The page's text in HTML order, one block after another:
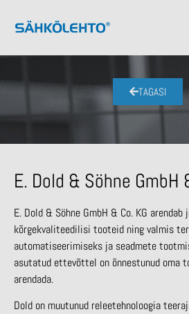
TAGASI
E. Dold & Söhne GmbH
E. Dold & Söhne GmbH & Co. KG arendab
kõrgekvaliteedilisi tooteid ning valmis
automatiseerimiseks ja seadmete
asutatud ettevõttel on õnnestunud oma
arendada.
Dold on muutunud releetehnoloogia